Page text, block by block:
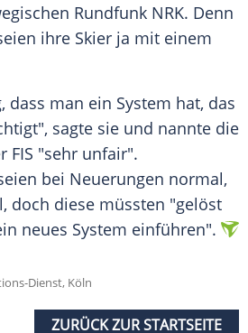
Rundfunk NRK. Denn
ihre Skier ja mit einem
dass man ein System hat, das
sagte sie und nannte die
FIS "sehr unfair".
bei Neuerungen normal,
doch diese müssten "gelöst
neues System einführen".
Dienst, Köln
ZURÜCK ZUR STARTSEITE